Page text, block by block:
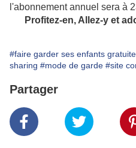
l'abonnement annuel sera à
Profitez-en, Allez-y et
#faire garder ses enfants
sharing #mode de garde #site
Partager